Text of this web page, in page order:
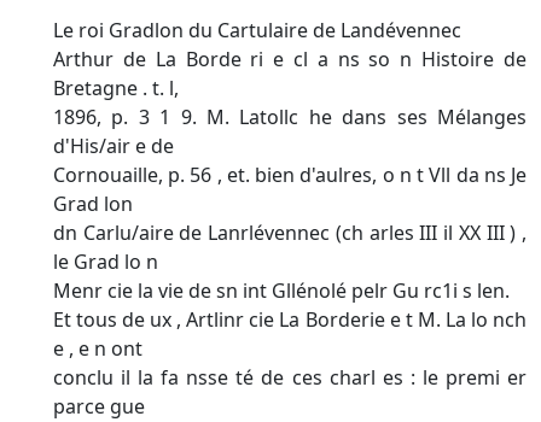
Le roi Gradlon du Cartulaire de Landévennec
Arthur de La Borde ri e cl a ns so n Histoire de
Bretagne . t. l,
1896, p. 3 1 9. M. Latollc he dans ses Mélanges
d'His/air e de
Cornouaille, p. 56 , et. bien d'aulres, o n t Vll da ns Je
Grad lon
dn Carlu/aire de Lanrlévennec (ch arles III il XX III ) ,
le Grad lo n
Menr cie la vie de sn int Gllénolé pelr Gu rc1i s len.
Et tous de ux , Artlinr cie La Borderie e t M. La lo nch
e , e n ont
conclu il la fa nsse té de ces charl es : le premi er
parce gue